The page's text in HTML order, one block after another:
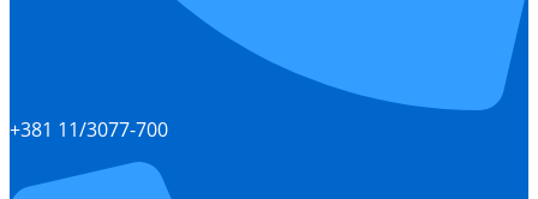
+381 11/3077-700